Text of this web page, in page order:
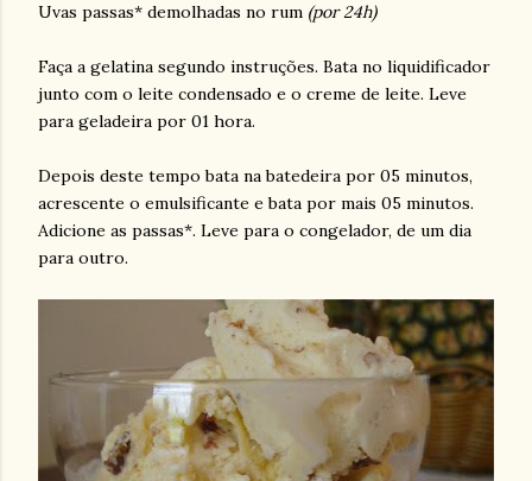
Uvas passas* demolhadas no rum (por 24h)
Faça a gelatina segundo instruções. Bata no liquidificador
junto com o leite condensado e o creme de leite. Leve
para geladeira por 01 hora.
Depois deste tempo bata na batedeira por 05 minutos,
acrescente o emulsificante e bata por mais 05 minutos.
Adicione as passas*. Leve para o congelador, de um dia
para outro.